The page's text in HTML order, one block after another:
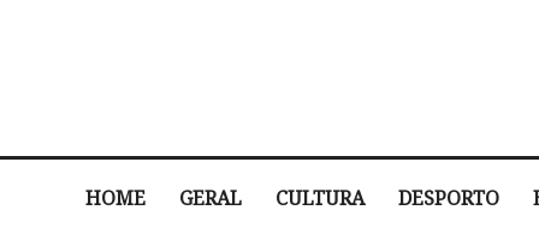
HOME GERAL CULTURA DESPORTO